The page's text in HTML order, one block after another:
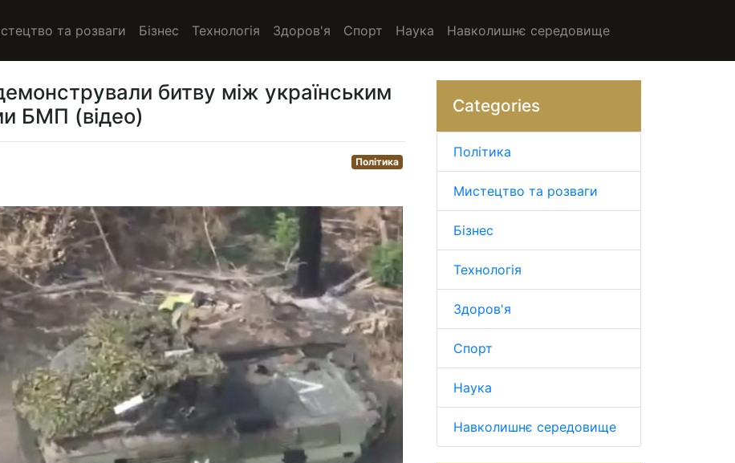
та розваги Бізнес Технологія Здоров'я Спорт Наука Навколишнє середовище
битву між українським
БМП (відео)
Політика
Categories
Політика
Мистецтво та розваги
Бізнес
Технологія
Здоров'я
Спорт
Наука
Навколишнє середовище